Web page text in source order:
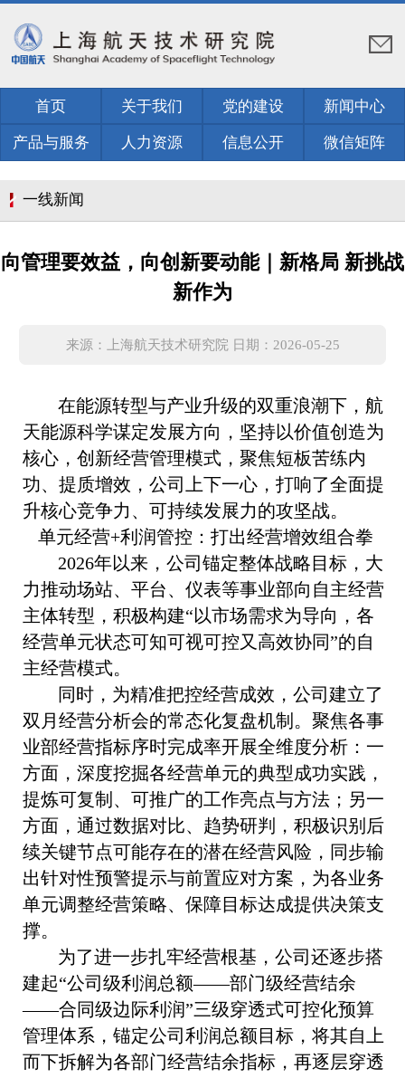
首页 关于我们 党的建设 新闻中心
产品与服务 人力资源 信息公开 微信矩阵
一线新闻
向管理要效益，向创新要动能｜新格局 新挑战
新作为
来源：上海航天技术研究院 日期：2026-05-25
在能源转型与产业升级的双重浪潮下，航
天能源科学谋定发展方向，坚持以价值创造为
核心，创新经营管理模式，聚焦短板苦练内
功、提质增效，公司上下一心，打响了全面提
升核心竞争力、可持续发展力的攻坚战。
单元经营+利润管控：打出经营增效组合拳
2026年以来，公司锚定整体战略目标，大
力推动场站、平台、仪表等事业部向自主经营
主体转型，积极构建“以市场需求为导向，各
经营单元状态可知可视可控又高效协同”的自
主经营模式。
同时，为精准把控经营成效，公司建立了
双月经营分析会的常态化复盘机制。聚焦各事
业部经营指标序时完成率开展全维度分析：一
方面，深度挖掘各经营单元的典型成功实践，
提炼可复制、可推广的工作亮点与方法；另一
方面，通过数据对比、趋势研判，积极识别后
续关键节点可能存在的潜在经营风险，同步输
出针对性预警提示与前置应对方案，为各业务
单元调整经营策略、保障目标达成提供决策支
撑。
为了进一步扎牢经营根基，公司还逐步搭
建起“公司级利润总额——部门级经营结余
——合同级边际利润”三级穿透式可控化预算
管理体系，锚定公司利润总额目标，将其自上
而下拆解为各部门经营结余指标，再逐层穿透